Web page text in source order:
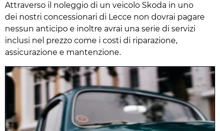
Attraverso il noleggio di un veicolo Skoda in uno
dei nostri concessionari di Lecce non dovrai pagare
nessun anticipo e inoltre avrai una serie di servizi
inclusi nel prezzo come i costi di riparazione,
assicurazione e mantenzione.